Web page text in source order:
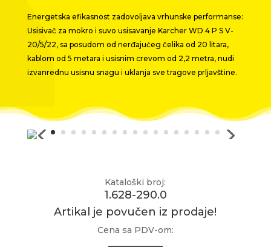
Energetska efikasnost zadovoljava vrhunske performanse:
Usisivač za mokro i suvo usisavanje Karcher WD 4 P S V-
20/5/22, sa posudom od nerđajućeg čelika od 20 litara,
kablom od 5 metara i usisnim crevom od 2,2 metra, nudi
izvanrednu usisnu snagu i uklanja sve tragove prljavštine.
Kataloški broj:
1.628-290.0
Artikal je povučen iz prodaje!
Cena sa PDV-om:
__________